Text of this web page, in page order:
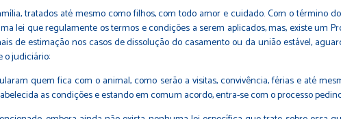
tratados até mesmo como filhos, com todo amor e cuidado. Com o término
lei que regulamente os termos e condições a serem aplicados, mas, existe um
de estimação nos casos de dissolução do casamento ou da união estável,
o judiciário:
quem fica com o animal, como serão a visitas, convivência, férias e até
as condições e estando em comum acordo, entra-se com o processo